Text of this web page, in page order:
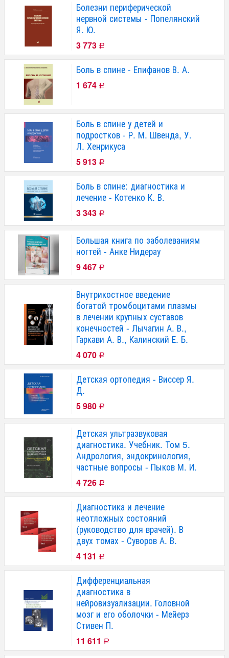
Болезни периферической
нервной системы - Попелянский
Я. Ю.
3 773 Р
Боль в спине - Епифанов В. А.
1 674 Р
Боль в спине у детей и
подростков - Р. М. Швенда, У.
Л. Хенрикуса
5 913 Р
Боль в спине: диагностика и
лечение - Котенко К. В.
3 343 Р
Большая книга по заболеваниям
ногтей - Анке Нидерау
9 467 Р
Внутрикостное введение
богатой тромбоцитами плазмы
в лечении крупных суставов
конечностей - Лычагин А. В.,
Гаркави А. В., Калинский Е. Б.
4 070 Р
Детская ортопедия - Виссер Я.
Д.
5 980 Р
Детская ультразвуковая
диагностика. Учебник. Том 5.
Андрология, эндокринология,
частные вопросы - Пыков М. И.
4 726 Р
Диагностика и лечение
неотложных состояний
(руководство для врачей). В
двух томах - Суворов А. В.
4 131 Р
Дифференциальная
диагностика в
нейровизуализации. Головной
мозг и его оболочки - Мейерз
Стивен П.
11 611 Р